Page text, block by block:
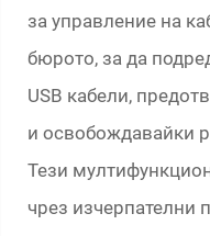
за управление на
бюрото, за да
USB кабели,
и освобождавайки
Тези
чрез изчерпателни